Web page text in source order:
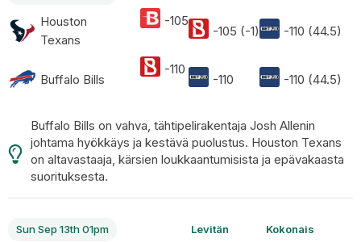
Houston
Texans
Buffalo Bills
-105
-110
-105 (-1)
-110
-110 (44.5)
-110 (44.5)
Buffalo Bills on vahva, tähtipelirakentaja Josh Allenin
johtama hyökkäys ja kestävä puolustus. Houston Texans
on altavastaaja, kärsien loukkaantumisista ja epävakaasta
suorituksesta.
Sun Sep 13th 01pm Levitän Kokonais